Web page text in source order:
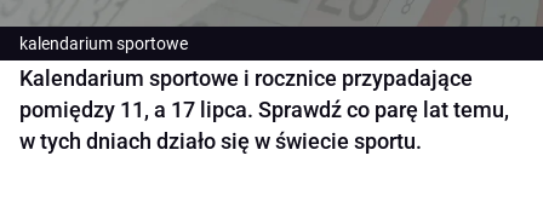
kalendarium sportowe
Kalendarium sportowe i rocznice przypadające
pomiędzy 11, a 17 lipca. Sprawdź co parę lat temu,
w tych dniach działo się w świecie sportu.